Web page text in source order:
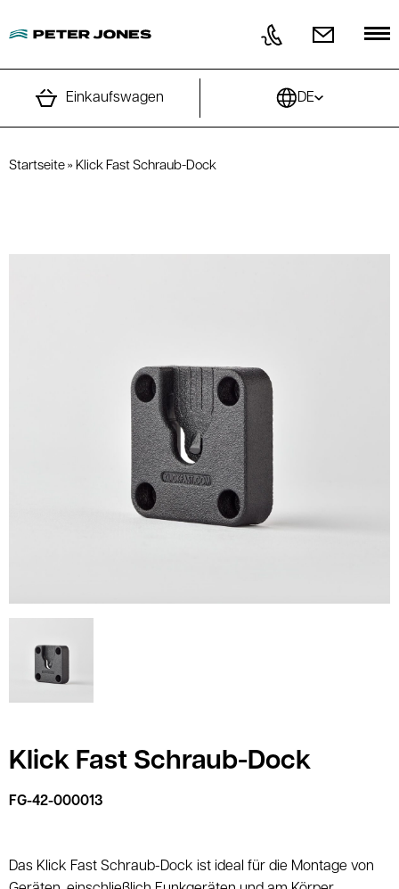
Einkaufswagen DE
Startseite » Klick Fast Schraub-Dock
Klick Fast Schraub-Dock
FG-42-000013
Das Klick Fast Schraub-Dock ist ideal für die Montage von